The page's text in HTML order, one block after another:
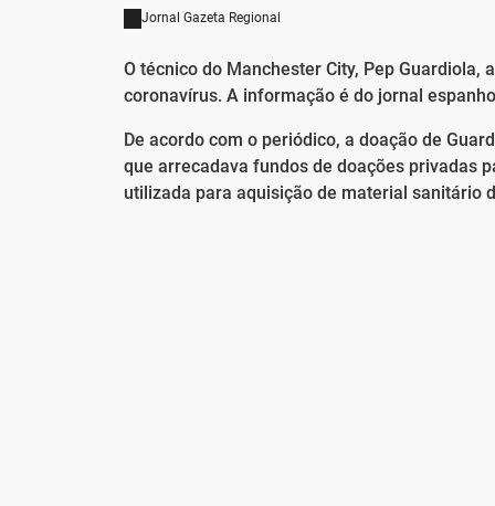
Jornal Gazeta Regional
O técnico do Manchester City, Pep
coronavírus. A informação é do jornal
De acordo com o periódico, a doação de
que arrecadava fundos de doações privadas
utilizada para aquisição de material sanitário